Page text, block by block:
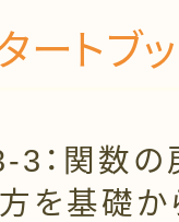
ートブ
3：関数
を基礎か